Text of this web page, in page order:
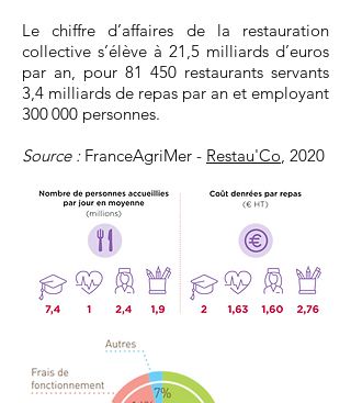
Le chiffre d’affaires de la restauration
collective s’élève à 21,5 milliards d’euros
par an, pour 81 450 restaurants servants
3,4 milliards de repas par an et employant
300 000 personnes.
Source : FranceAgriMer - Restau'Co, 2020